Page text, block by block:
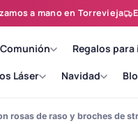
a mano en Torrevieja
Regalos
Láser Navidad
rosas de raso y broches de